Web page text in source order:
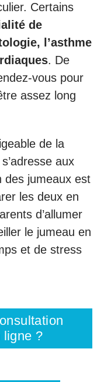
Certains
de
l’asthme
. De
vous pour
assez long
de la
aux
des jumeaux est
les deux en
d’allumer
le jumeau en
et de stress
ligne ?